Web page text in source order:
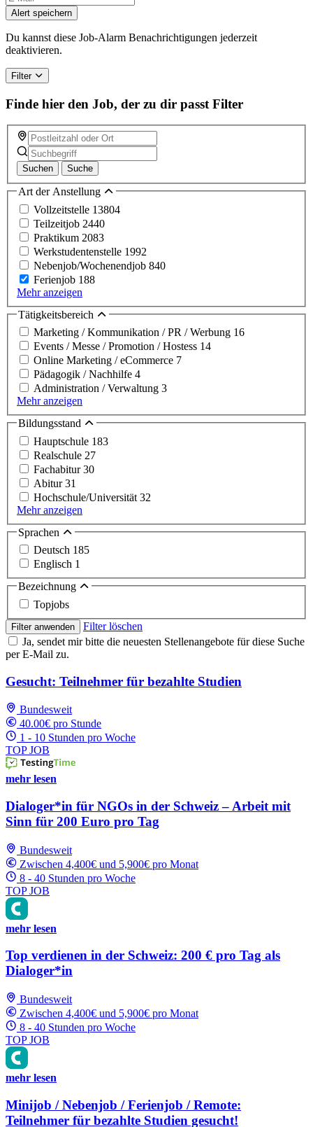
Alert speichern
Du kannst diese Job-Alarm Benachrichtigungen jederzeit
deaktivieren.
Filter
Finde hier den Job, der zu dir passt Filter
Suchen Suche
Art der Anstellung
Vollzeitstelle 13804
Teilzeitjob 2440
Praktikum 2083
Werkstudentenstelle 1992
Nebenjob/Wochenendjob 840
Ferienjob 188
Mehr anzeigen
Tätigkeitsbereich
Marketing / Kommunikation / PR / Werbung 16
Events / Messe / Promotion / Hostess 14
Online Marketing / eCommerce 7
Pädagogik / Nachhilfe 4
Administration / Verwaltung 3
Mehr anzeigen
Bildungsstand
Hauptschule 183
Realschule 27
Fachabitur30
Abitur31
Hochschule/Universität 32
Mehr anzeigen
Sprachen
Deutsch 185
Englisch 1
Bezeichnung
Topjobs
Filter anwenden
Filter löschen
Ja, sendet mir bitte die neuesten Stellenangebote für diese Suche
per E-Mail zu.
Gesucht: Teilnehmer für bezahlte Studien
Bundesweit
40.00€ pro Stunde
1 - 10 Stunden pro Woche
TOP JOB
mehr lesen
Dialoger*in für NGOs in der Schweiz – Arbeit mit
Sinn für 200 Euro pro Tag
Bundesweit
Zwischen 4,400€ und 5,900€ pro Monat
8 - 40 Stunden pro Woche
TOP JOB
mehr lesen
Top verdienen in der Schweiz: 200 € pro Tag als
Dialoger*in
Bundesweit
Zwischen 4,400€ und 5,900€ pro Monat
8 - 40 Stunden pro Woche
TOP JOB
mehr lesen
Minijob / Nebenjob / Ferienjob / Remote:
Teilnehmer für bezahlte Studien gesucht!